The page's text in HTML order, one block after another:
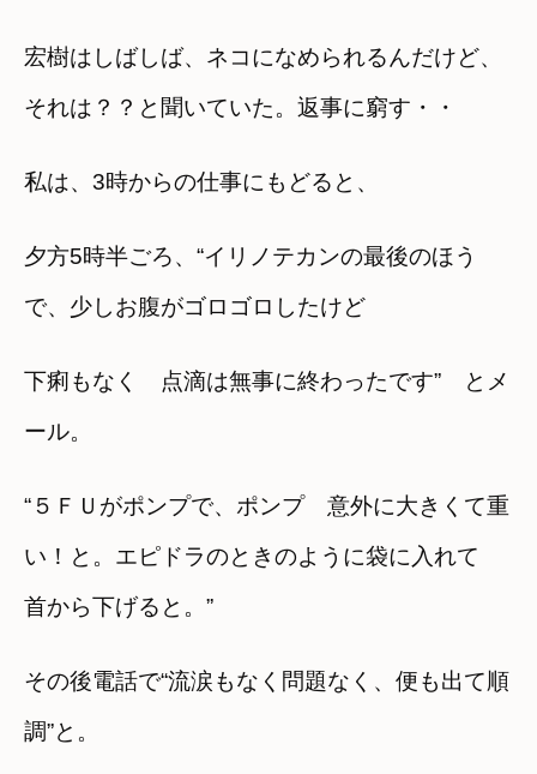
宏樹はしばしば、ネコになめられるんだけど、
それは？？と聞いていた。返事に窮す・・
私は、3時からの仕事にもどると、
夕方5時半ごろ、“イリノテカンの最後のほう
で、少しお腹がゴロゴロしたけど
下痢もなく 点滴は無事に終わったです” とメ
ール。
“５ＦＵがポンプで、ポンプ 意外に大きくて重
い！と。エピドラのときのように袋に入れて
首から下げると。”
その後電話で“流涙もなく問題なく、便も出て順
調”と。